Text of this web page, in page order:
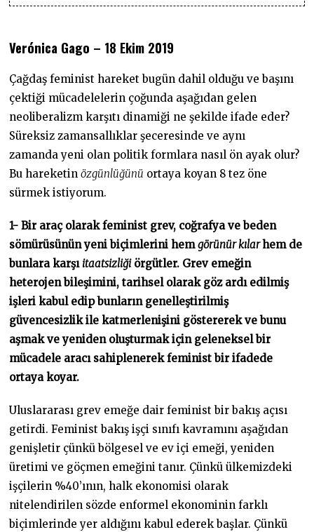
Verónica Gago – 18 Ekim 2019
Çağdaş feminist hareket bugün dahil olduğu ve başını
çektiği mücadelelerin çoğunda aşağıdan gelen
neoliberalizm karşıtı dinamiği ne şekilde ifade eder?
Süreksiz zamansallıklar şeceresinde ve aynı
zamanda yeni olan politik formlara nasıl ön ayak olur?
Bu hareketinözgünlüğünü ortaya koyan 8 tez öne
sürmek istiyorum.
1- Bir araç olarak feminist grev, coğrafya ve beden
sömürüsünün yeni biçimlerini hemgörünür kılarhem de
bunlara karşı itaatsizliğiörgütler. Grev emeğin
heterojen bileşimini, tarihsel olarak göz ardı edilmiş
işleri kabul edip bunların genelleştirilmiş
güvencesizlik ile katmerlenişini göstererek ve bunu
aşmak ve yeniden oluşturmak için geleneksel bir
mücadele aracı sahiplenerek feminist bir ifadede
ortaya koyar.
Uluslararası grev emeğe dair feminist bir bakış açısı
getirdi. Feminist bakış işçi sınıfı kavramını aşağıdan
genişletir çünkü bölgesel ve ev içi emeği, yeniden
üretimi ve göçmen emeğini tanır. Çünkü ülkemizdeki
işçilerin %40’ının, halk ekonomisi olarak
nitelendirilen sözde enformel ekonominin farklı
biçimlerinde yer aldığını kabul ederek başlar. Çünkü